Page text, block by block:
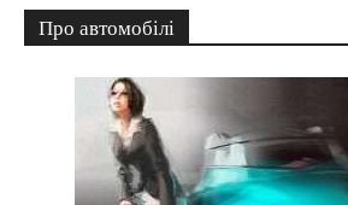
Про автомобілі